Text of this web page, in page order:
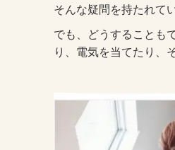
そんな疑問を持たれて
でも、どうすることも
り、電気を当てたり、